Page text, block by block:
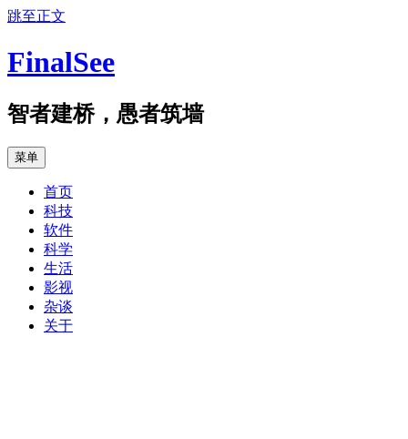
跳至正文
FinalSee
智者建桥，愚者筑墙
菜单
首页
科技
软件
科学
生活
影视
杂谈
关于